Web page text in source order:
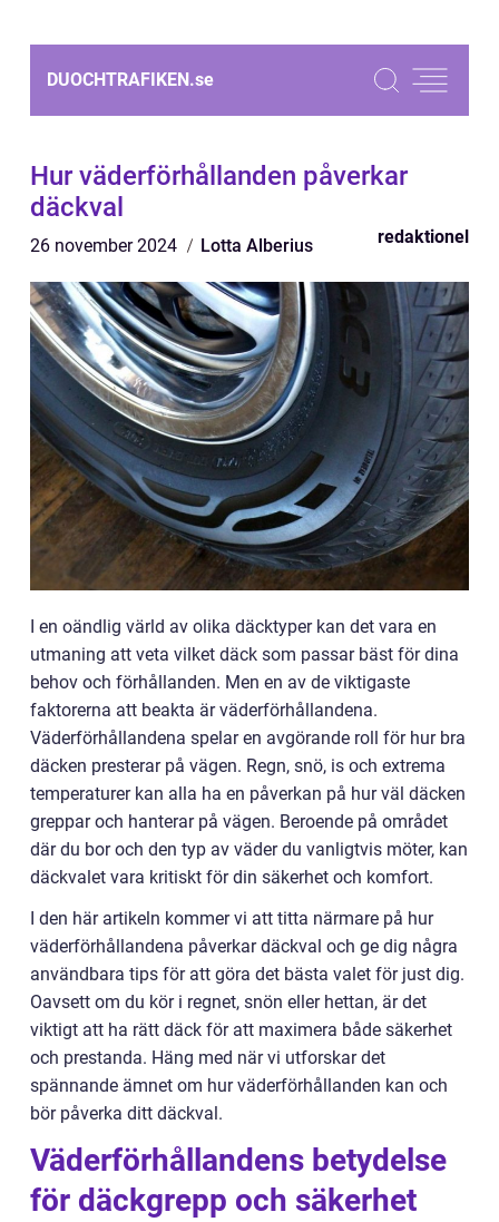
DUOCHTRAFIKEN.se
Hur väderförhållanden påverkar
däckval
26 november 2024 Lotta Alberius redaktionel
I en oändlig värld av olika däcktyper kan det vara en
utmaning att veta vilket däck som passar bäst för dina
behov och förhållanden. Men en av de viktigaste
faktorerna att beakta är väderförhållandena.
Väderförhållandena spelar en avgörande roll för hur bra
däcken presterar på vägen. Regn, snö, is och extrema
temperaturer kan alla ha en påverkan på hur väl däcken
greppar och hanterar på vägen. Beroende på området
där du bor och den typ av väder du vanligtvis möter, kan
däckvalet vara kritiskt för din säkerhet och komfort.
I den här artikeln kommer vi att titta närmare på hur
väderförhållandena påverkar däckval och ge dig några
användbara tips för att göra det bästa valet för just dig.
Oavsett om du kör i regnet, snön eller hettan, är det
viktigt att ha rätt däck för att maximera både säkerhet
och prestanda. Häng med när vi utforskar det
spännande ämnet om hur väderförhållanden kan och
bör påverka ditt däckval.
Väderförhållandens betydelse
för däckgrepp och säkerhet